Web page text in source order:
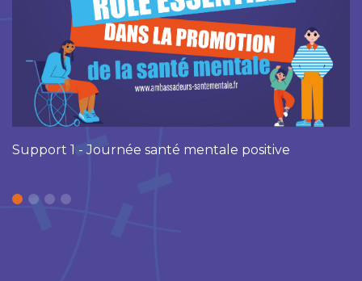
Support 1 - Journée santé mentale positive